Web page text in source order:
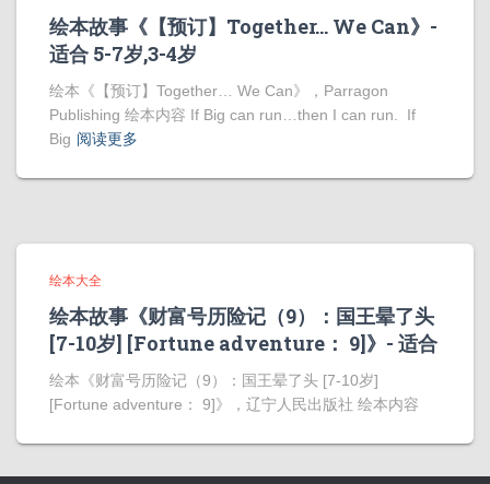
绘本故事《【预订】Together… We Can》-
适合 5-7岁,3-4岁
绘本《【预订】Together… We Can》，Parragon
Publishing 绘本内容 If Big can run…then I can run. If
Big 阅读更多
绘本大全
绘本故事《财富号历险记（9）：国王晕了头
[7-10岁] [Fortune adventure： 9]》- 适合
绘本《财富号历险记（9）：国王晕了头 [7-10岁]
[Fortune adventure： 9]》，辽宁人民出版社 绘本内容